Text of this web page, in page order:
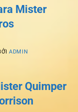
Mister
ADMIN
Quimper